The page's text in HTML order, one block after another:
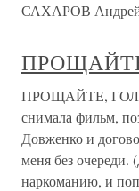
САХАРОВ Андрей
ПРОЩАЙТЕ,
снимала фильм,
Довженко и
меня без очереди.
наркоманию, и